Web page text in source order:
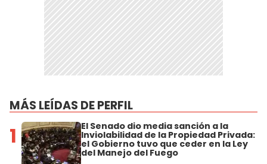
MÁS LEÍDAS DE PERFIL
1 El Senado dio media sanción a la
Inviolabilidad de la Propiedad Privada:
el Gobierno tuvo que ceder en la Ley
del Manejo del Fuego